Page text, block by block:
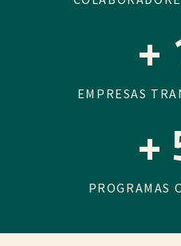
+
EMPRESAS
+
PROGRAMAS